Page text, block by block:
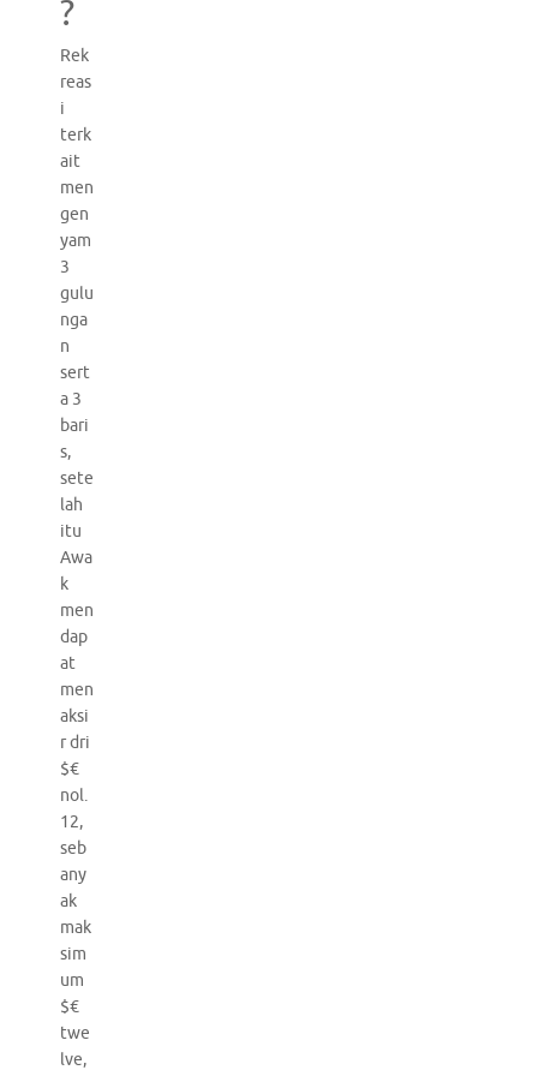
?
Rek
reas
i
terk
ait
men
gen
yam
3
gulu
nga
n
sert
a 3
bari
s,
sete
lah
itu
Awa
k
men
dap
at
men
aksi
r dri
$€
nol.
12,
seb
any
ak
mak
sim
um
$€
twe
lve,